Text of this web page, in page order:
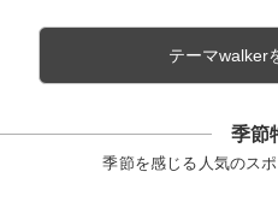
テーマwalker
季節
季節を感じる人気のス